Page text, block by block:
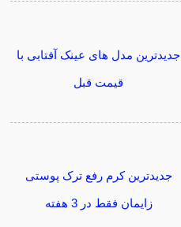
جدیدترین مدل های عینک آفتابی با
قیمت قبل
جدیدترین کرم رفع ترک پوستی
زایمان فقط در 3 هفته